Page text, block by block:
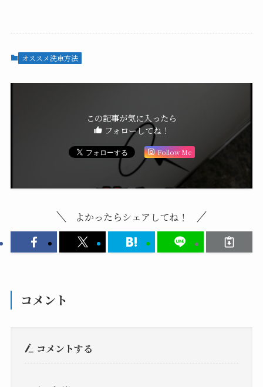
オススメ洗車方法
この記事が気に入ったら
フォローしてね！
Follow Me
よかったらシェアしてね！
コメント
コメントする